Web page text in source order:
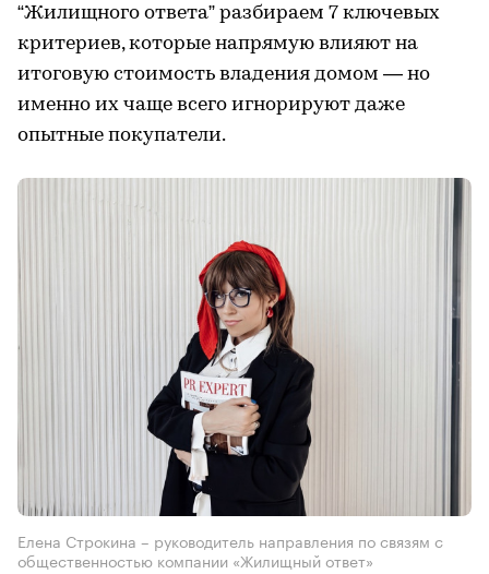
“Жилищного ответа” разбираем 7 ключевых
критериев, которые напрямую влияют на
итоговую стоимость владения домом — но
именно их чаще всего игнорируют даже
опытные покупатели.
Елена Строкина – руководитель направления по связям с
общественностью компании «Жилищный ответ»